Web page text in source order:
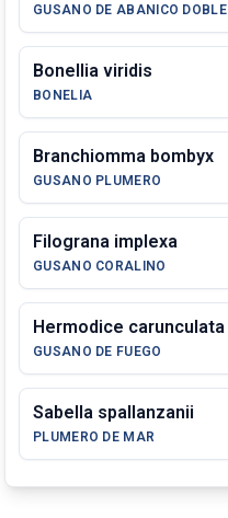
GUSANO DE ABANICO DOBLE
Bonellia viridis
BONELIA
Branchiomma bombyx
GUSANO PLUMERO
Filograna implexa
GUSANO CORALINO
Hermodice carunculata
GUSANO DE FUEGO
Sabella spallanzanii
PLUMERO DE MAR